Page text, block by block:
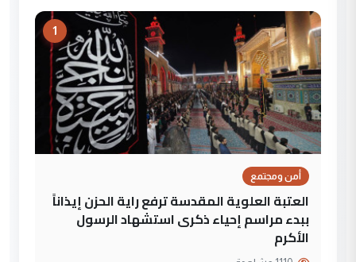
1
أمن ومجتمع
العتبة العلوية المقدسة ترفع راية الحزن إيذاناً
ببدء مراسم إحياء ذكرى استشهاد الرسول
الأكرم